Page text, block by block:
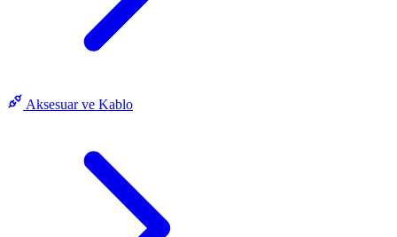
Aksesuar ve Kablo